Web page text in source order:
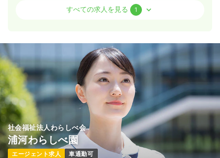
介護・福祉系正・准看護師
1,240〜1,320円
時間 8:30～17:30
土日祝休み
時給1,300円以上可
気になる 詳細を見る
すべての求人を見る 1
社会福祉法人わらしべ会
浦河わらしべ園
エージェント求人 車通勤可